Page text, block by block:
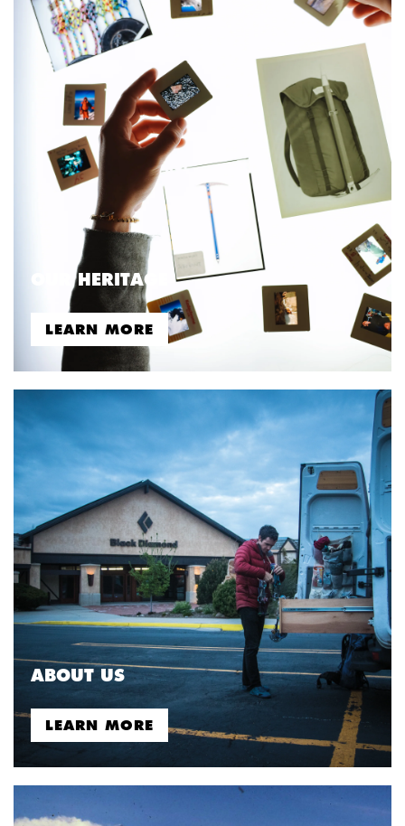
OUR HERITAGE
LEARN MORE
ABOUT US
LEARN MORE